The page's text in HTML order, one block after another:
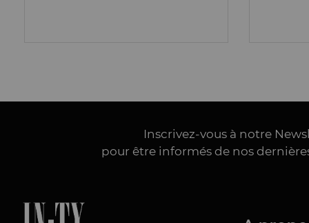
Inscrivez-vous à notre
pour être informés de nos